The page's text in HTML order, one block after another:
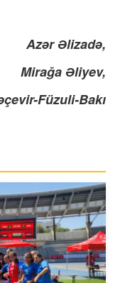
Azər Əlizadə,
Mirağa Əliyev,
Füzuli-Bakı